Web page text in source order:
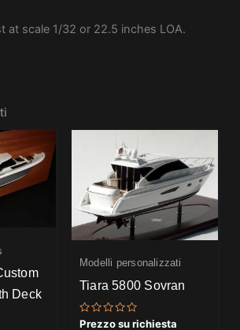
at scale 1/32 or 22.5 inches LOA.
Deck
Modelli personalizzati
Tiara 5800 Sovran
Valutato
Prezzo su richiesta